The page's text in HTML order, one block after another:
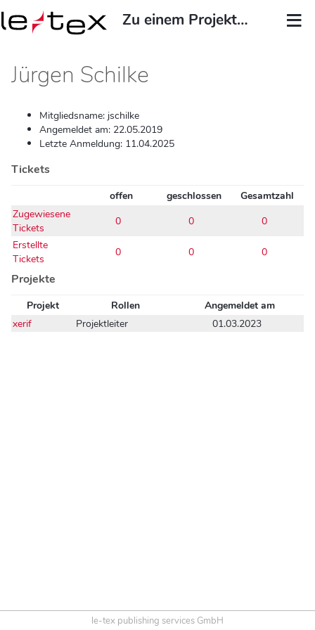
Zu einem Projekt springen...
Jürgen Schilke
Mitgliedsname: jschilke
Angemeldet am: 22.05.2019
Letzte Anmeldung: 11.04.2025
Tickets
offen geschlossen
Gesamtzahl
Zugewiesene
Tickets
0 0
0
Erstellte
Tickets
0 0 0
Projekte
Projekt Rollen
Angemeldet am
xerif
Projektleiter 01.03.2023
le-tex publishing services GmbH